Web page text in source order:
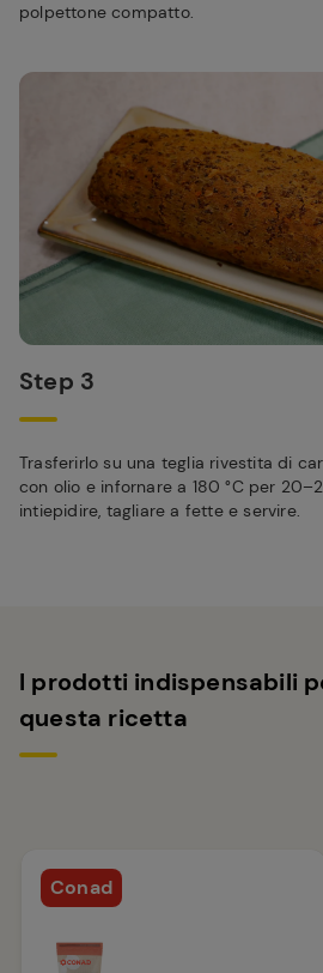
polpettone compatto.
Step 3
Trasferirlo su una teglia rivestita di
con olio e infornare a 180 °C per
intiepidire, tagliare a fette e servire.
I prodotti indispensabili
questa ricetta
Conad